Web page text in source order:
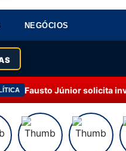
NEGÓCIOS
solicita investigação